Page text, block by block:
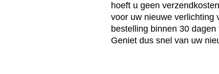
hoeft u geen
voor uw nieuwe verlichting
bestelling binnen 30
Geniet dus snel van uw